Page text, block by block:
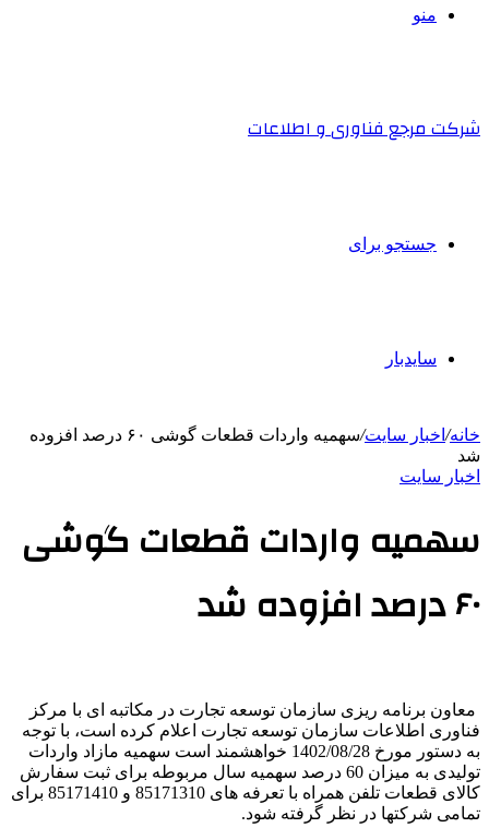
منو
شرکت مرجع فناوری و اطلاعات
جستجو برای
سایدبار
خانه/ اخبار سایت/
سهمیه واردات قطعات گوشی ۶۰ درصد افزوده
شد
اخبار سایت
سهمیه واردات قطعات گوشی
۶۰ درصد افزوده شد
معاون برنامه ریزی سازمان توسعه تجارت در مکاتبه ای با مرکز
فناوری اطلاعات سازمان توسعه تجارت اعلام کرده است، با توجه
به دستور مورخ 1402/08/28 خواهشمند است سهمیه مازاد واردات
تولیدی به میزان 60 درصد سهمیه سال مربوطه برای ثبت سفارش
کالای قطعات تلفن همراه با تعرفه های 85171310 و 85171410 برای
تمامی شرکتها در نظر گرفته شود.